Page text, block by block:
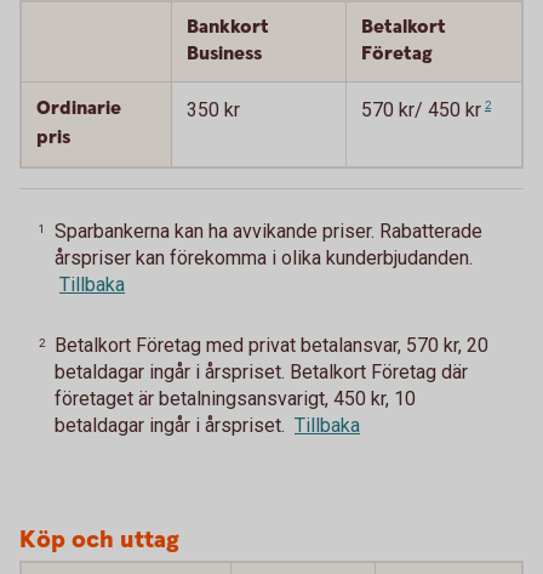
Bankkort
Business
Betalkort
Företag
Ordinarie
pris
350 kr 570 kr/ 450 kr 2
1
Sparbankerna kan ha avvikande priser. Rabatterade
årspriser kan förekomma i olika kunderbjudanden.
Tillbaka
2
Betalkort Företag med privat betalansvar, 570 kr, 20
betaldagar ingår i årspriset. Betalkort Företag där
företaget är betalningsansvarigt, 450 kr, 10
betaldagar ingår i årspriset. Tillbaka
Köp och uttag